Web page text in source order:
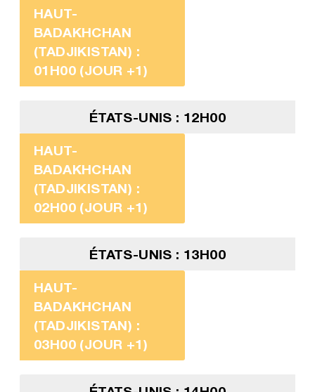
HAUT-
BADAKHCHAN
(TADJIKISTAN) :
01H00 (JOUR +1)
ÉTATS-UNIS : 12H00
HAUT-
BADAKHCHAN
(TADJIKISTAN) :
02H00 (JOUR +1)
ÉTATS-UNIS : 13H00
HAUT-
BADAKHCHAN
(TADJIKISTAN) :
03H00 (JOUR +1)